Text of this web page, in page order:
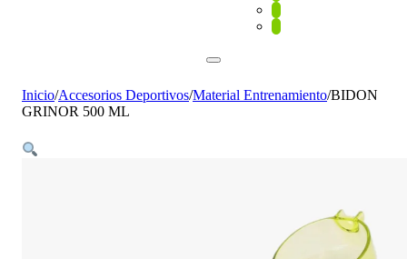
Inicio/Accesorios Deportivos/Material Entrenamiento/BIDON
GRINOR 500 ML